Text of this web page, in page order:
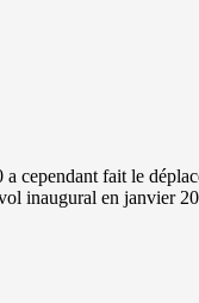
fait le
inaugural en janvier